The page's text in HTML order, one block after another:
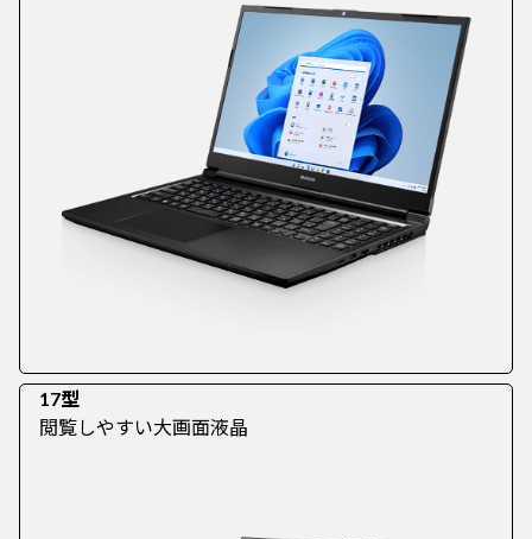
17型
閲覧しやすい大画面液晶